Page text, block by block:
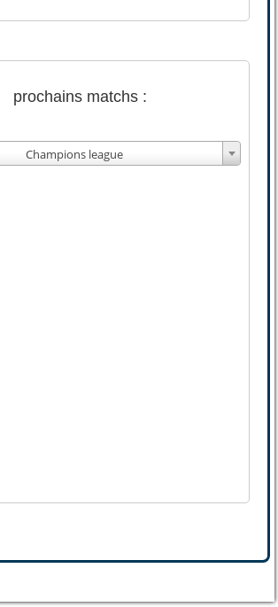
prochains matchs :
Champions league